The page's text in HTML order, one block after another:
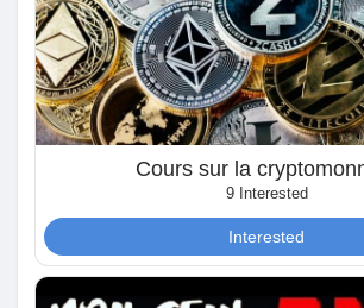
Crea pagina
Jobs
Courses
Cours sur la
9 Interested
Interested